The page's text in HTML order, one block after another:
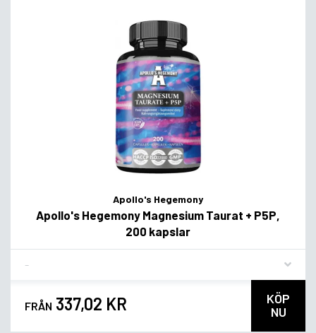
Apollo's Hegemony
Apollo's Hegemony Magnesium Taurat + P5P,
200 kapslar
FRÅN 337,02 KR
KÖP
NU